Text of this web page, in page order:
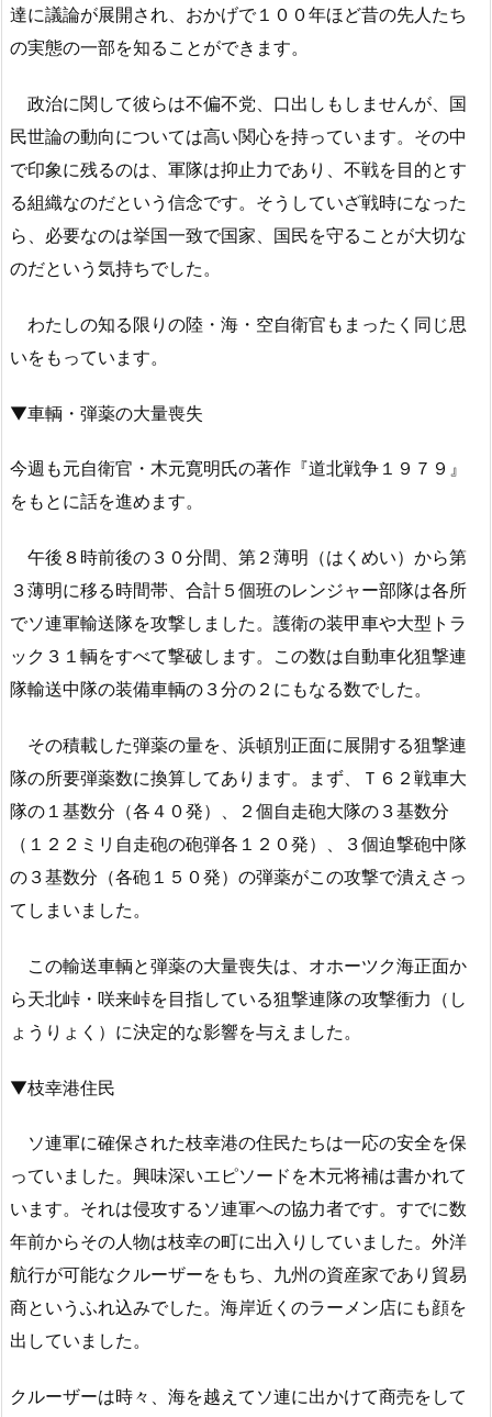
達に議論が展開され、おかげで１００年ほど昔の先人たち
の実態の一部を知ることができます。
政治に関して彼らは不偏不党、口出しもしませんが、国
民世論の動向については高い関心を持っています。その中
で印象に残るのは、軍隊は抑止力であり、不戦を目的とす
る組織なのだという信念です。そうしていざ戦時になった
ら、必要なのは挙国一致で国家、国民を守ることが大切な
のだという気持ちでした。
わたしの知る限りの陸・海・空自衛官もまったく同じ思
いをもっています。
▼車輌・弾薬の大量喪失
今週も元自衛官・木元寛明氏の著作『道北戦争１９７９』
をもとに話を進めます。
午後８時前後の３０分間、第２薄明（はくめい）から第
３薄明に移る時間帯、合計５個班のレンジャー部隊は各所
でソ連軍輸送隊を攻撃しました。護衛の装甲車や大型トラ
ック３１輌をすべて撃破します。この数は自動車化狙撃連
隊輸送中隊の装備車輌の３分の２にもなる数でした。
その積載した弾薬の量を、浜頓別正面に展開する狙撃連
隊の所要弾薬数に換算してあります。まず、Ｔ６２戦車大
隊の１基数分（各４０発）、２個自走砲大隊の３基数分
（１２２ミリ自走砲の砲弾各１２０発）、３個迫撃砲中隊
の３基数分（各砲１５０発）の弾薬がこの攻撃で潰えさっ
てしまいました。
この輸送車輌と弾薬の大量喪失は、オホーツク海正面か
ら天北峠・咲来峠を目指している狙撃連隊の攻撃衝力（し
ょうりょく）に決定的な影響を与えました。
▼枝幸港住民
ソ連軍に確保された枝幸港の住民たちは一応の安全を保
っていました。興味深いエピソードを木元将補は書かれて
います。それは侵攻するソ連軍への協力者です。すでに数
年前からその人物は枝幸の町に出入りしていました。外洋
航行が可能なクルーザーをもち、九州の資産家であり貿易
商というふれ込みでした。海岸近くのラーメン店にも顔を
出していました。
クルーザーは時々、海を越えてソ連に出かけて商売をして